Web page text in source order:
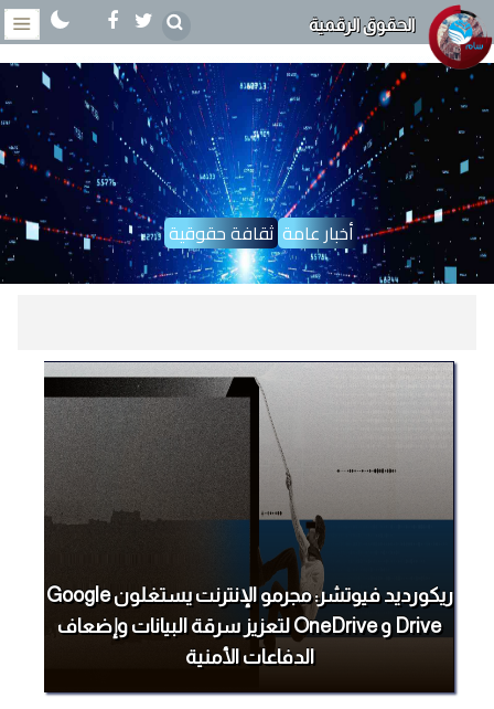
الحقوق الرقمية
ثقافة حقوقية أخبار عامة
ريكورديد فيوتشر: مجرمو الإنترنت يستغلون Google
Drive و OneDrive لتعزيز سرقة البيانات وإضعاف
الدفاعات الأمنية